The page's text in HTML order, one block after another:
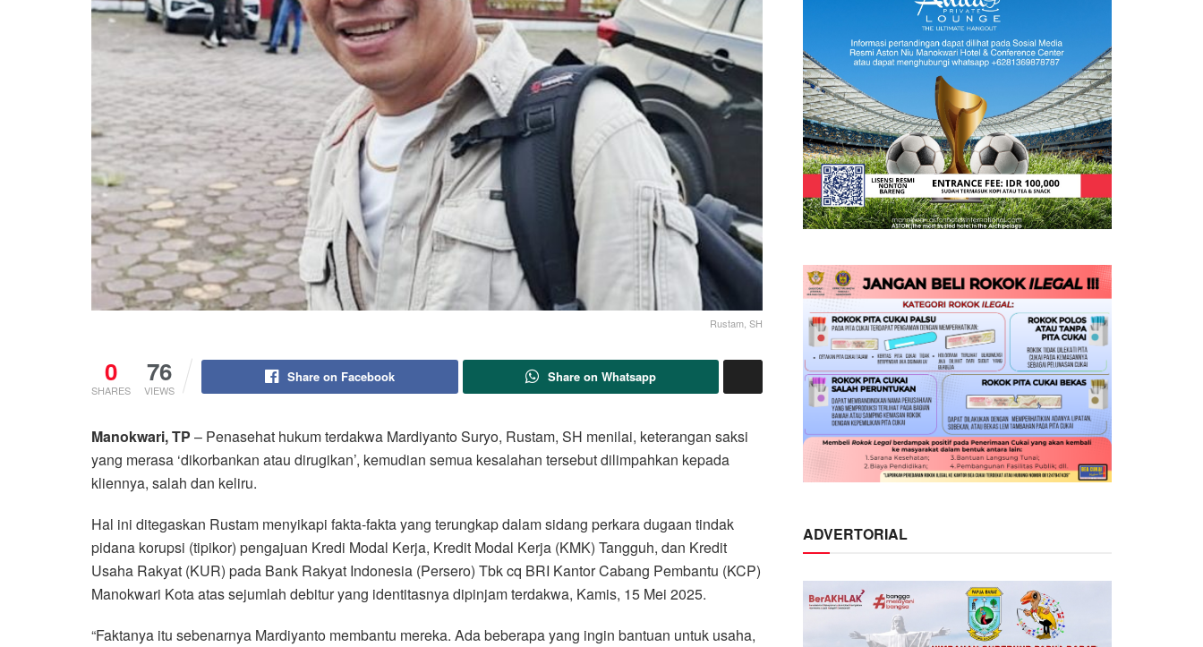
Rustam, SH
0
SHARES
76
VIEWS
Share on Facebook Share on Whatsapp
Manokwari, TP – Penasehat hukum terdakwa Mardiyanto Suryo, Rustam, SH menilai, keterangan saksi
yang merasa ‘dikorbankan atau dirugikan’, kemudian semua kesalahan tersebut dilimpahkan kepada
kliennya, salah dan keliru.
Hal ini ditegaskan Rustam menyikapi fakta-fakta yang terungkap dalam sidang perkara dugaan tindak
pidana korupsi (tipikor) pengajuan Kredi Modal Kerja, Kredit Modal Kerja (KMK) Tangguh, dan Kredit
Usaha Rakyat (KUR) pada Bank Rakyat Indonesia (Persero) Tbk cq BRI Kantor Cabang Pembantu (KCP)
Manokwari Kota atas sejumlah debitur yang identitasnya dipinjam terdakwa, Kamis, 15 Mei 2025.
“Faktanya itu sebenarnya Mardiyanto membantu mereka. Ada beberapa yang ingin bantuan untuk usaha,
ADVERTORIAL